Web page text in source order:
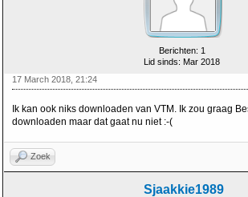
Berichten: 1
Lid sinds: Mar 2018
17 March 2018, 21:24
Ik kan ook niks downloaden van VTM. Ik zou graag
downloaden maar dat gaat nu niet :-(
Zoek
Sjaakkie1989